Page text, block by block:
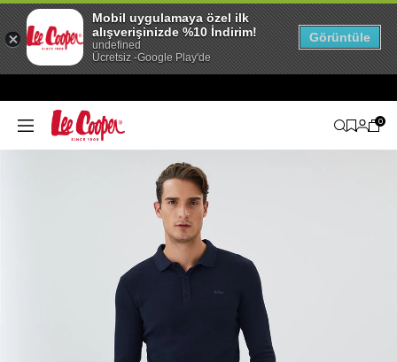
0
Mobil uygulamaya özel ilk
alışverişinizde %10 İndirim!
undefined
Ücretsiz -Google Play'de
Görüntüle